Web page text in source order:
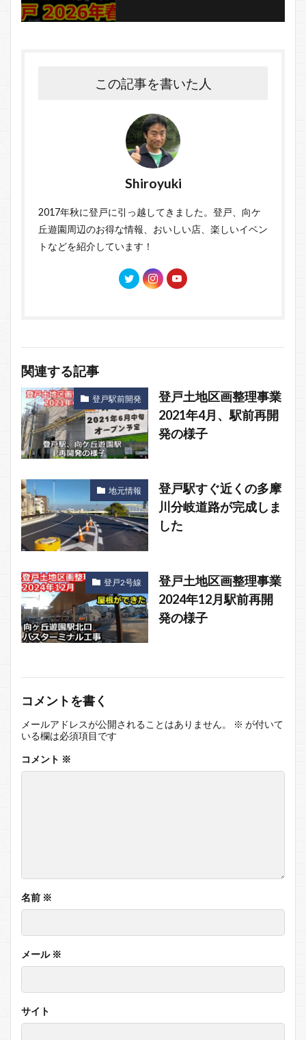
この記事を書いた人
Shiroyuki
2017年秋に登戸に引っ越してきました。登戸、向ケ
丘遊園周辺のお得な情報、おいしい店、楽しいイベン
トなどを紹介しています！
関連する記事
登戸駅前開発
登戸土地区画整理事業
2021年4月、駅前再開
発の様子
地元情報
登戸駅すぐ近くの多摩
川分岐道路が完成しま
した
登戸2号線
登戸土地区画整理事業
2024年12月駅前再開
発の様子
コメントを書く
メールアドレスが公開されることはありません。 ※ が付いて
いる欄は必須項目です
コメント ※
名前 ※
メール ※
サイト